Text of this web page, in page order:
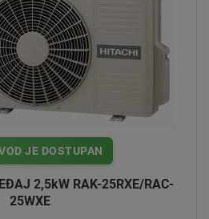
JE DOSTUPAN
2,5kW RAK-25RXE/RAC-
25WXE